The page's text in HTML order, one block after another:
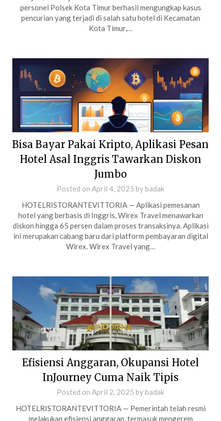
personel Polsek Kota Timur berhasil mengungkap kasus
pencurian yang terjadi di salah satu hotel di Kecamatan
Kota Timur,…
Bisa Bayar Pakai Kripto, Aplikasi Pesan
Hotel Asal Inggris Tawarkan Diskon
Jumbo
Posted on April 4, 2025 bybadak
HOTELRISTORANTEVITTORIA — Aplikasi pemesanan
hotel yang berbasis di Inggris, Wirex Travel menawarkan
diskon hingga 65 persen dalam proses transaksinya. Aplikasi
ini merupakan cabang baru dari platform pembayaran digital
Wirex. Wirex Travel yang…
Efisiensi Anggaran, Okupansi Hotel
InJourney Cuma Naik Tipis
Posted on April 2, 2025 bybadak
HOTELRISTORANTEVITTORIA — Pemerintah telah resmi
melakukan efisiensi anggaran, termasuk mengerem